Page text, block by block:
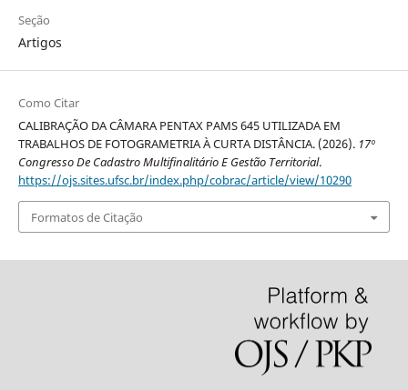
Seção
Artigos
Como Citar
CALIBRAÇÃO DA CÂMARA PENTAX PAMS 645 UTILIZADA EM
TRABALHOS DE FOTOGRAMETRIA À CURTA DISTÂNCIA. (2026). 17º
Congresso De Cadastro Multifinalitário E Gestão Territorial.
https://ojs.sites.ufsc.br/index.php/cobrac/article/view/10290
Formatos de Citação